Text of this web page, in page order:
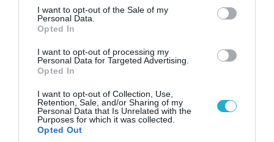
consent section.
I want to opt-out of the Sale of my
Personal Data.
Opted In
I want to opt-out of processing my
Personal Data for Targeted Advertising.
Opted In
I want to opt-out of Collection, Use,
Retention, Sale, and/or Sharing of my
Personal Data that Is Unrelated with the
Purposes for which it was collected.
Opted Out
«Η απόλυτη τραγωδία»: Η «αιχμηρή» ανάρτηση
του Αρκά για τα τατουάζ (φωτο)